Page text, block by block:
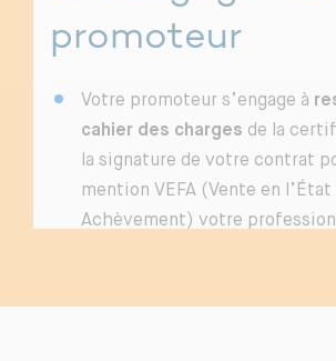
promoteur
Votre promoteur s’engage à
cahier des charges de la
la signature de votre contrat
mention VEFA (Vente en
Achèvement) votre